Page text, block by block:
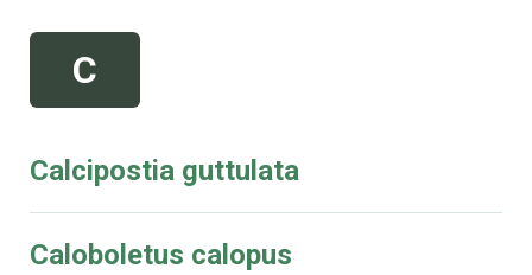
C
Calcipostia guttulata
Caloboletus calopus